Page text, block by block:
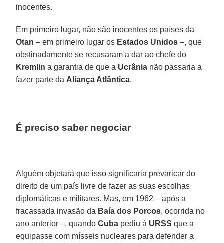
inocentes.
Em primeiro lugar, não são inocentes os países da
Otan – em primeiro lugar os Estados Unidos –, que
obstinadamente se recusaram a dar ao chefe do
Kremlin a garantia de que a Ucrânia não passaria a
fazer parte da Aliança Atlântica.
É preciso saber negociar
Alguém objetará que isso significaria prevaricar do
direito de um país livre de fazer as suas escolhas
diplomáticas e militares. Mas, em 1962 – após a
fracassada invasão da Baía dos Porcos, ocorrida no
ano anterior –, quandoCuba pediu à URSS que a
equipasse com mísseis nucleares para defender a